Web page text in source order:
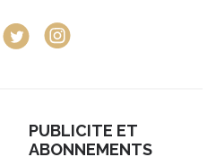
PUBLICITE ET
ABONNEMENTS